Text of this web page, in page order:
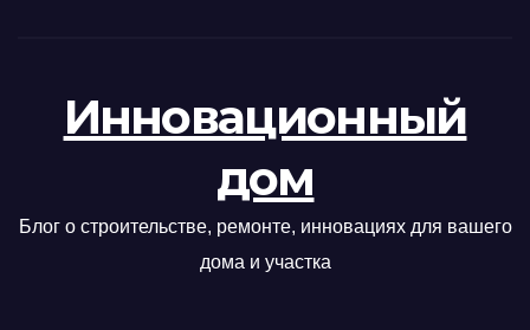
Инновационный
дом
Блог о строительстве, ремонте, инновациях для вашего
дома и участка